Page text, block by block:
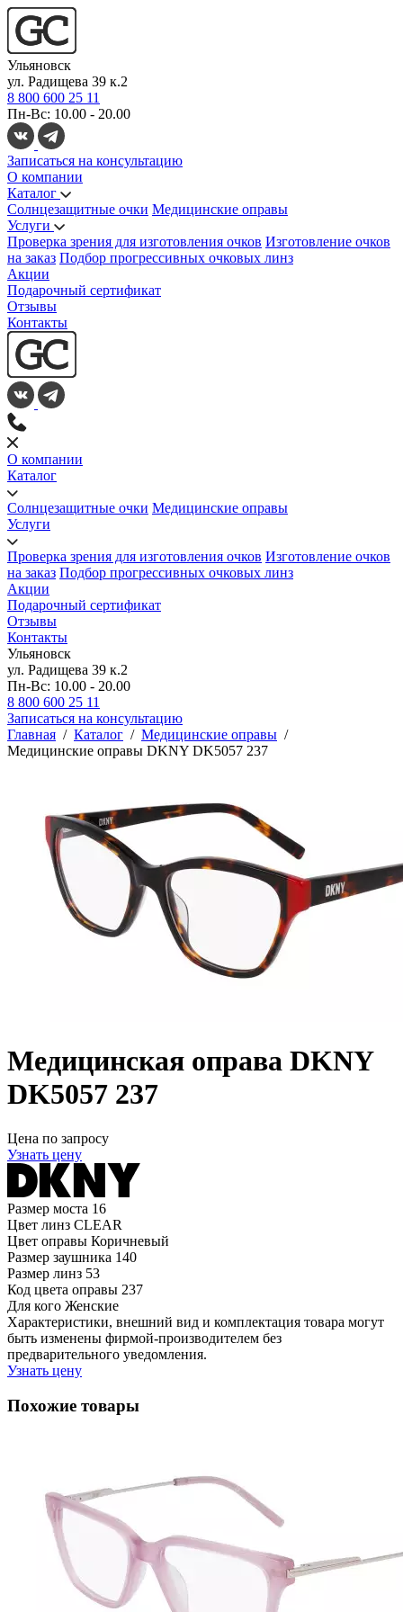
Ульяновск
ул. Радищева 39 к.2
8 800 600 25 11
Пн-Вс: 10.00 - 20.00
Записаться на консультацию
О компании
Каталог
Солнцезащитные очки Медицинские оправы
Услуги
Проверка зрения для изготовления очков Изготовление очков
на заказ Подбор прогрессивных очковых линз
Акции
Подарочный сертификат
Отзывы
Контакты
О компании
Каталог
Солнцезащитные очки Медицинские оправы
Услуги
Проверка зрения для изготовления очков Изготовление очков
на заказ Подбор прогрессивных очковых линз
Акции
Подарочный сертификат
Отзывы
Контакты
Ульяновск
ул. Радищева 39 к.2
Пн-Вс: 10.00 - 20.00
8 800 600 25 11
Записаться на консультацию
Главная / Каталог / Медицинские оправы /
Медицинские оправы DKNY DK5057 237
Медицинская оправа DKNY
DK5057 237
Цена по запросу
Узнать цену
Размер моста 16
Цвет линз CLEAR
Цвет оправы Коричневый
Размер заушника 140
Размер линз 53
Код цвета оправы 237
Для кого Женские
Характеристики, внешний вид и комплектация товара могут
быть изменены фирмой-производителем без
предварительного уведомления.
Узнать цену
Похожие товары